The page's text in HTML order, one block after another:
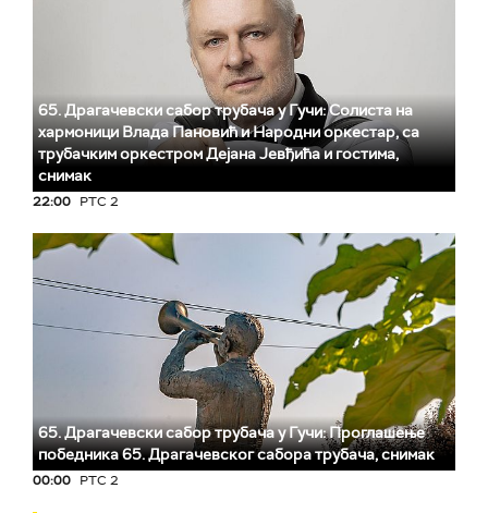
65. Драгачевски сабор трубача у Гучи: Солиста на
хармоници Влада Пановић и Народни оркестар, са
трубачким оркестром Дејана Јевђића и гостима,
снимак
22:00 РТС 2
65. Драгачевски сабор трубача у Гучи: Проглашење
победника 65. Драгачевског сабора трубача, снимак
00:00 РТС 2